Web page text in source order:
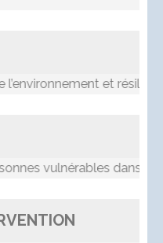
et
vulnérables dans le